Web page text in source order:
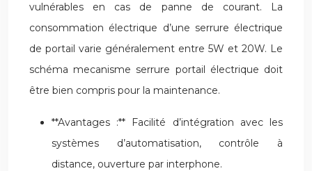
vulnérables en cas de panne de courant. La
consommation électrique d’une serrure électrique
de portail varie généralement entre 5W et 20W. Le
schéma mecanisme serrure portail électrique doit
être bien compris pour la maintenance.
**Avantages :** Facilité d’intégration avec les
systèmes d’automatisation, contrôle à
distance, ouverture par interphone.